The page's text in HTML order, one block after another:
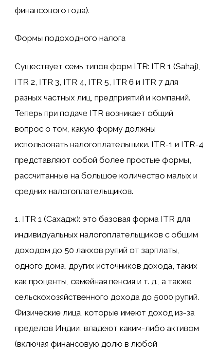
финансового года).
Формы подоходного налога
Существует семь типов форм ITR: ITR 1 (Sahaj),
ITR 2, ITR 3, ITR 4, ITR 5, ITR 6 и ITR 7 для
разных частных лиц, предприятий и компаний.
Теперь при подаче ITR возникает общий
вопрос о том, какую форму должны
использовать налогоплательщики. ITR-1 и ITR-4
представляют собой более простые формы,
рассчитанные на большое количество малых и
средних налогоплательщиков.
1. ITR 1 (Сахадж): это базовая форма ITR для
индивидуальных налогоплательщиков с общим
доходом до 50 лакхов рупий от зарплаты,
одного дома, других источников дохода, таких
как проценты, семейная пенсия и т. д., а также
сельскохозяйственного дохода до 5000 рупий.
Физические лица, которые имеют доход из-за
пределов Индии, владеют каким-либо активом
(включая финансовую долю в любой